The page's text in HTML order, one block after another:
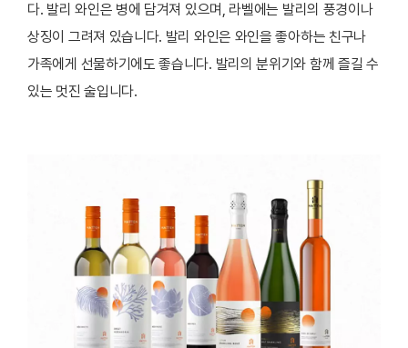
다. 발리 와인은 병에 담겨져 있으며, 라벨에는 발리의 풍경이나
상징이 그려져 있습니다. 발리 와인은 와인을 좋아하는 친구나
가족에게 선물하기에도 좋습니다. 발리의 분위기와 함께 즐길 수
있는 멋진 술입니다.